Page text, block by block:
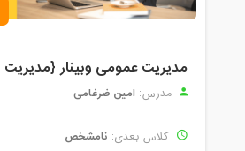
مدرس: امین ضرغامی
کلاس بعدی: نامشخص